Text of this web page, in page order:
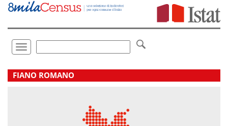
Vai
direttamente
Toggle
navigation
.
FIANO ROMANO